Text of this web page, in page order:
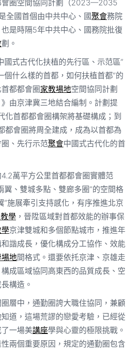
會圈空間協同計劃（2023—2035
全國首個由中共中心、國聚會務院
是時隔5年中共中心、國務院批復
劃。
國式古代化扶植的先行區、示范區”
個什么樣的首都，如何扶植首都”的
都都會圈家教場地空間協同計劃
由京津冀三地結合編制。計劃提
化首都都會圈構架將基礎構成；到
都會圈將周全建成，成為以首都為
、先行示范聚會中國式古代化的首
萬平方公里首都都會圈實體范
翼、雙城多點、雙廊多圈”的空間格
”施展牽引支持感化，有序推進北京
學，晉陞區域對首都效能的辦事保
京津雙城和多個節點城市，推進年
諧成長，優化構成分工協作、效能
地間格式。還要依托京津、京雄走
成區域協同高東西的品質成長、空
構造。
層中，通勤圈誇大職住協同，兼顧
道，這場荒謬的戀愛考驗，已經從
一場美講座學與心靈的極限挑戰。
兩個重要原因，規定的通勤圈包含